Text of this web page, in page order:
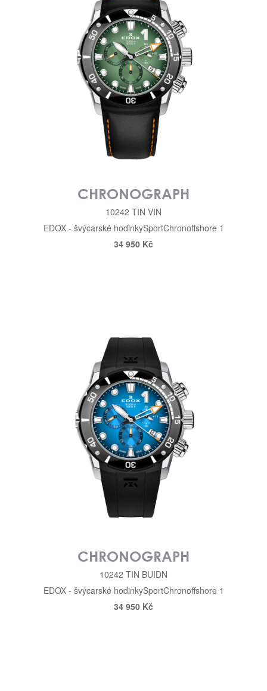
CHRONOGRAPH
10242 TIN VIN
EDOX - švýcarské hodinkySportChronoffshore 1
34 950 Kč
CHRONOGRAPH
10242 TIN BUIDN
EDOX - švýcarské hodinkySportChronoffshore 1
34 950 Kč